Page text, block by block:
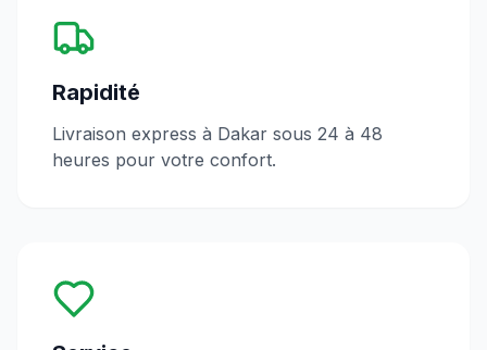
Rapidité
Livraison express à Dakar sous 24 à 48
heures pour votre confort.